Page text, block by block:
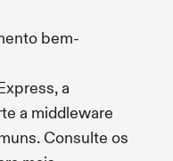
bem-
a
a middleware
Consulte os